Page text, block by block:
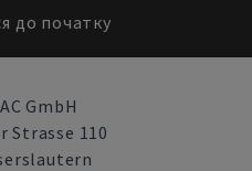
до початку
GmbH
Strasse 110